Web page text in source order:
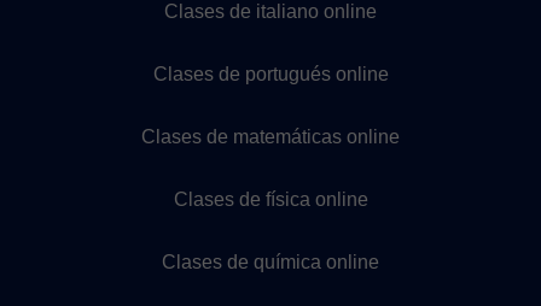
Clases de italiano online
Clases de portugués online
Clases de matemáticas online
Clases de física online
Clases de química online